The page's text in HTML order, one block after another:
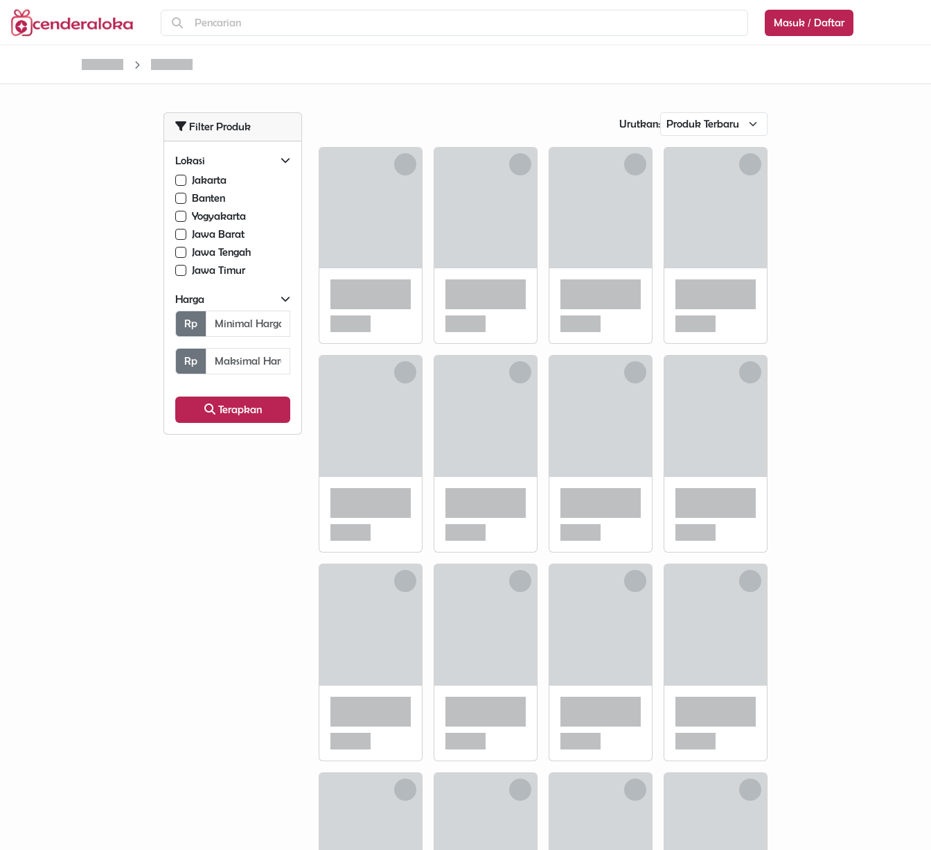
Pencarian Masuk / Daftar
Filter Produk
Lokasi
Jakarta
Banten
Yogyakarta
Jawa Barat
Jawa Tengah
Jawa Timur
Harga
Rp
Minimal Harga
Rp
Maksimal Harga
Terapkan
Urutkan: